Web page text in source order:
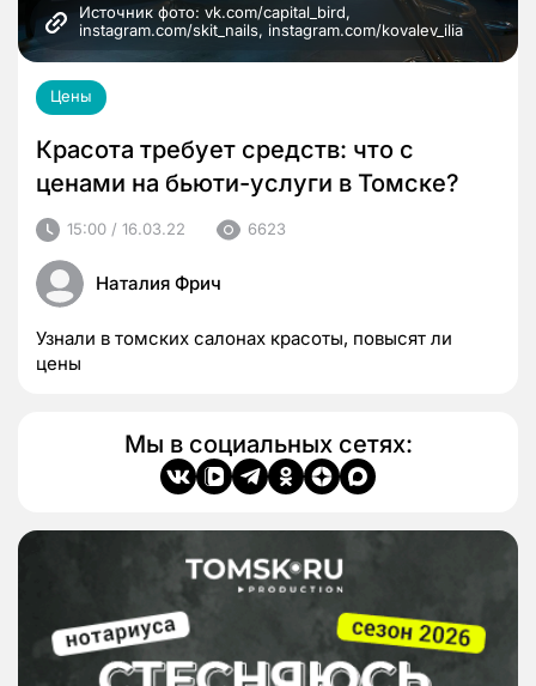
Источник фото: vk.com/capital_bird,
instagram.com/skit_nails, instagram.com/kovalev_ilia
Цены
Красота требует средств: что с
ценами на бьюти-услуги в Томске?
15:00 / 16.03.22 6623
Наталия Фрич
Узнали в томских салонах красоты, повысят ли
цены
Мы в социальных сетях: